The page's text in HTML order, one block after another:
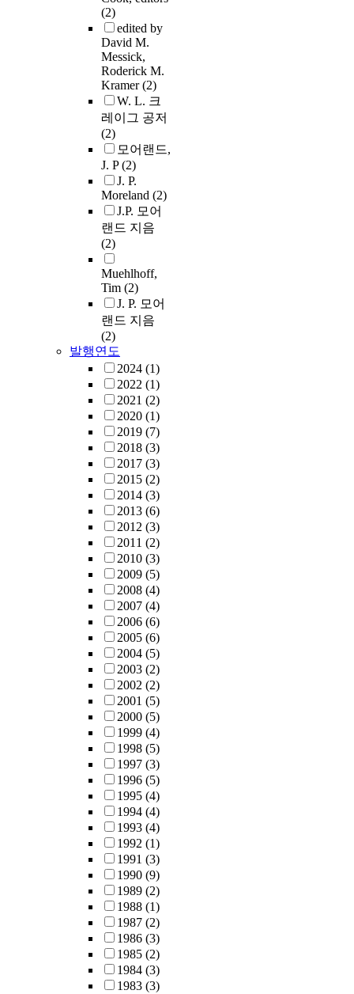
(2)
edited by
David M.
Messick,
Roderick M.
Kramer(2)
W. L. 크
레이그 공저
(2)
모어랜드,
J. P(2)
J. P.
Moreland (2)
J.P. 모어
랜드 지음
(2)
Muehlhoff,
Tim (2)
J. P. 모어
랜드 지음
(2)
발행연도
2024 (1)
2022 (1)
2021 (2)
2020 (1)
2019 (7)
2018 (3)
2017 (3)
2015 (2)
2014 (3)
2013 (6)
2012 (3)
2011 (2)
2010 (3)
2009 (5)
2008 (4)
2007 (4)
2006 (6)
2005 (6)
2004 (5)
2003 (2)
2002 (2)
2001 (5)
2000 (5)
1999 (4)
1998 (5)
1997 (3)
1996 (5)
1995 (4)
1994 (4)
1993 (4)
1992 (1)
1991 (3)
1990 (9)
1989 (2)
1988 (1)
1987 (2)
1986 (3)
1985 (2)
1984 (3)
1983 (3)